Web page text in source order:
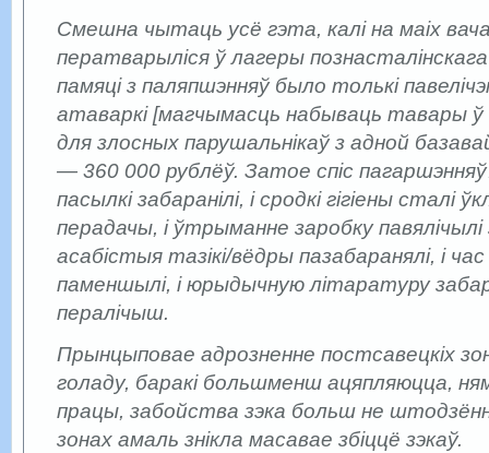
Смешна чытаць усё гэта, калі на маіх
ператварыліся ў лагеры
памяці з паляпшэнняў было толькі
атаваркі [магчымасць набываць тавары ў
для злосных парушальнікаў з адной
— 360 000 рублёў. Затое спіс
пасылкі забаранілі, і сродкі гігіены сталі
перадачы, і ўтрыманне заробку павялічылі
асабістыя тазікі/вёдры пазабаранялі, і
паменшылі, і юрыдычную літаратуру
пералічыш.
Прынцыповае адрозненне постсавецкіх
голаду, баракі больш­менш ацяпляюцца,
працы, забойства зэка больш не
зонах амаль знікла масавае збіццё зэкаў.